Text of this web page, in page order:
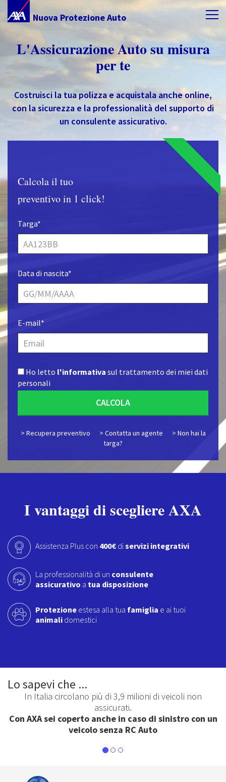
Nuova Protezione Auto
L'Assicurazione Auto su misura
per te
Costruisci la tua polizza e acquistala anche online,
con la sicurezza e la professionalità del supporto di
un consulente assicurativo.
Calcola il tuo
preventivo in 1 click!
Targa*
Data di nascita*
E-mail*
Ho letto l'informativa sul trattamento dei miei dati
personali
CALCOLA
> Recupera preventivo > Contatta un agente
> Non hai la
targa?
I vantaggi di scegliere AXA
Assistenza Plus con 400€ diservizi integrativi
La professionalità di un consulente
assicurativo a tua disposizione
Protezione estesa alla tua famiglia e ai tuoi
animali domestici
Lo sapevi che ...
In Italia circolano più di 3,9 milioni di veicoli non
assicurati.
Con AXA sei coperto anche in caso di sinistro con un
veicolo senza RC Auto